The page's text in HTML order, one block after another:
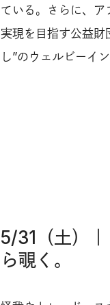
ている。さらに、
実現を目指す公益財
し”のウェルビーイ
5/31（土）
ら覗く。